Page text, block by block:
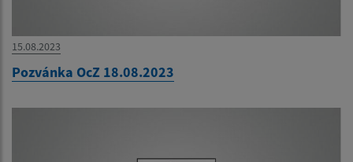
15.08.2023
Pozvánka OcZ 18.08.2023